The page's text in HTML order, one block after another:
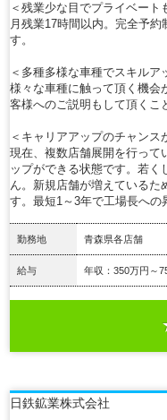
＜残業少な目でプライベート
月残業17時間以内。完全予
す。
＜多種多様な車種でスキルア
様々な車種に触って頂く機会
客様へのご説明もして頂くこ
＜キャリアアップのチャンス
現在、複数店舗展開を行って
ップができる状態です。若
ん。新規店舗が増えているた
す。最短1～3年で工場長への
勤務地 青森県各店舗
給与 年収：350万円～
日鉄鉱業株式会社